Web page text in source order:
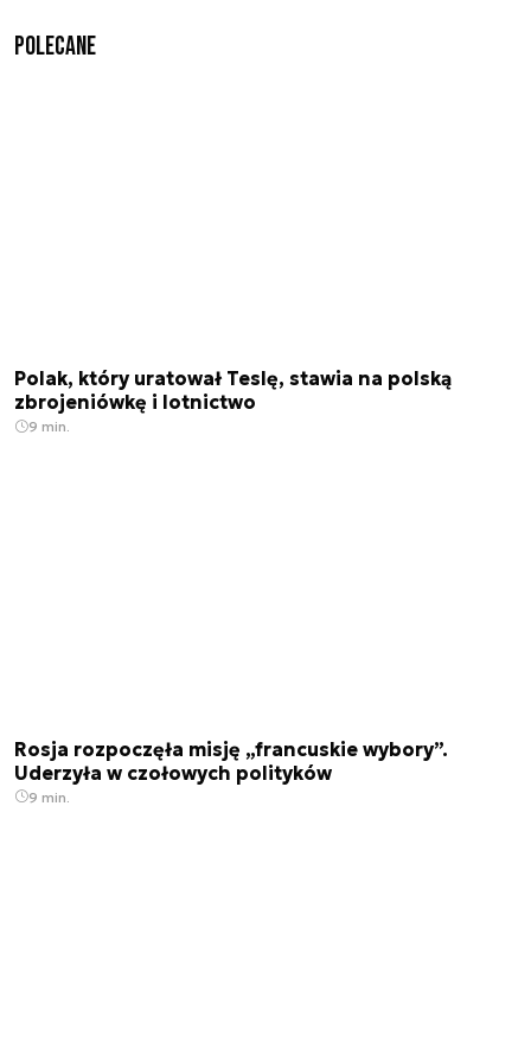
Polecane
Polak, który uratował Teslę, stawia na polską
zbrojeniówkę i lotnictwo
9 min.
Rosja rozpoczęła misję „francuskie wybory”.
Uderzyła w czołowych polityków
9 min.